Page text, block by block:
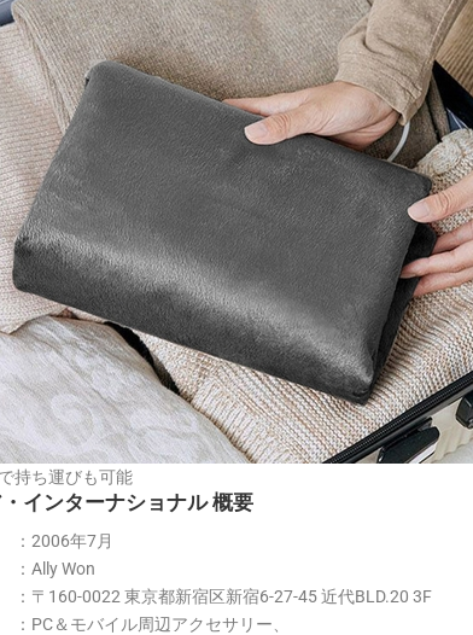
持ち運びも可能
インターナショナル 概要
年7月
：Ally Won
0022 東京都新宿区新宿6-27-45 近代BLD.20 3F
＆モバイル周辺アクセサリー、